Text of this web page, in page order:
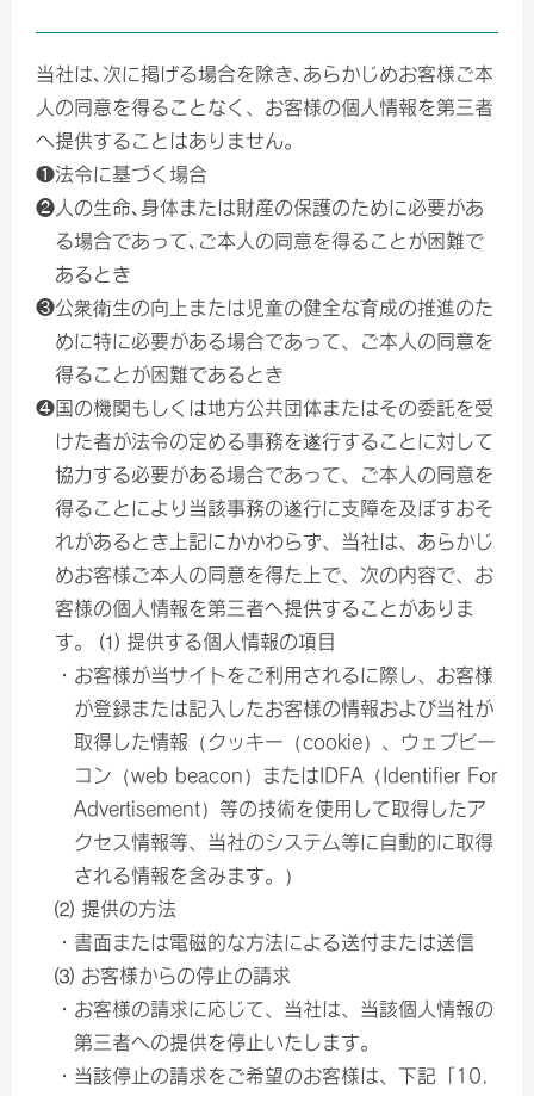
当社は､次に掲げる場合を除き､あらかじめお客様ご本
人の同意を得ることなく、お客様の個人情報を第三者
へ提供することはありません。
❶法令に基づく場合
❷人の生命､身体または財産の保護のために必要があ
る場合であって､ご本人の同意を得ることが困難で
あるとき
❸公衆衛生の向上または児童の健全な育成の推進のた
めに特に必要がある場合であって、ご本人の同意を
得ることが困難であるとき
❹国の機関もしくは地方公共団体またはその委託を受
けた者が法令の定める事務を遂行することに対して
協力する必要がある場合であって、ご本人の同意を
得ることにより当該事務の遂行に支障を及ぼすおそ
れがあるとき上記にかかわらず、当社は、あらかじ
めお客様ご本人の同意を得た上で、次の内容で、お
客様の個人情報を第三者へ提供することがありま
す。 ⑴ 提供する個人情報の項目
・お客様が当サイトをご利用されるに際し、お客様
が登録または記入したお客様の情報および当社が
取得した情報（クッキー（cookie）、ウェブビー
コン（web beacon）またはIDFA（Identifier For
Advertisement）等の技術を使用して取得したア
クセス情報等、当社のシステム等に自動的に取得
される情報を含みます。）
⑵ 提供の方法
・書面または電磁的な方法による送付または送信
⑶ お客様からの停止の請求
・お客様の請求に応じて、当社は、当該個人情報の
第三者への提供を停止いたします。
・当該停止の請求をご希望のお客様は、下記「10.